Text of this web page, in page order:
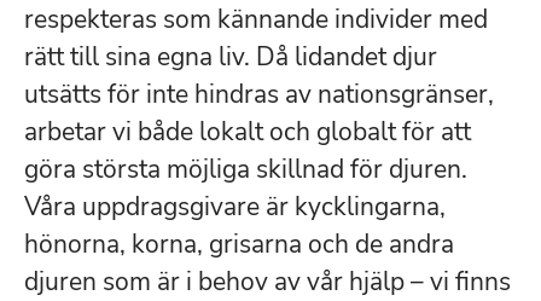
respekteras som kännande individer med
rätt till sina egna liv. Då lidandet djur
utsätts för inte hindras av nationsgränser,
arbetar vi både lokalt och globalt för att
göra största möjliga skillnad för djuren.
Våra uppdragsgivare är kycklingarna,
hönorna, korna, grisarna och de andra
djuren som är i behov av vår hjälp – vi finns